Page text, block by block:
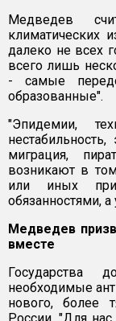
Медведев
климатических
далеко не всех
всего лишь
- самые
образованные".
"Эпидемии,
миграция,
возникают в
или иных
обязанностями,
Медведев
вместе
Государства
необходимые
нового, более
России. "Для